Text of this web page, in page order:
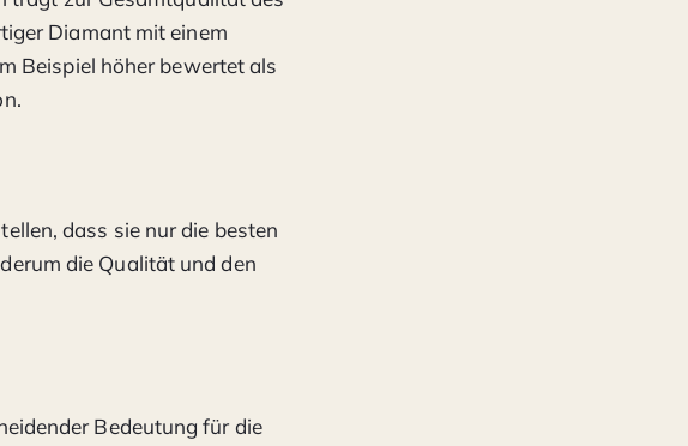
Diamant mit einem
Beispiel höher bewertet als
dass sie nur die besten
die Qualität und den
Bedeutung für die